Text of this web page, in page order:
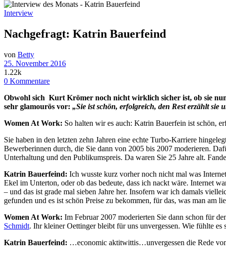
Interview
Nachgefragt: Katrin Bauerfeind
von Betty
25. November 2016
1.22k
0 Kommentare
Obwohl sich Kurt Krömer noch nicht wirklich sicher ist, ob sie
sehr glamourös vor: „Sie ist schön, erfolgreich, den Rest erzählt sie
Women At Work: So halten wir es auch: Katrin Bauerfein ist schön,
Sie haben in den letzten zehn Jahren eine echte Turbo-Karriere
Bewerberinnen durch, die Sie dann von 2005 bis 2007 moderieren.
Unterhaltung und den Publikumspreis. Da waren Sie 25 Jahre alt.
Katrin Bauerfeind: Ich wusste kurz vorher noch nicht mal was
Ekel im Unterton, oder ob das bedeute, dass ich nackt wäre. Internet
– und das ist grade mal sieben Jahre her. Insofern war ich damals
gefunden und es ist schön Preise zu bekommen, für das, was man am
Women At Work: Im Februar 2007 moderierten Sie dann schon für
Schmidt. Ihr kleiner Oettinger bleibt für uns unvergessen. Wie fühlte
Katrin Bauerfeind: …economic aktitwittis…unvergessen die Rede